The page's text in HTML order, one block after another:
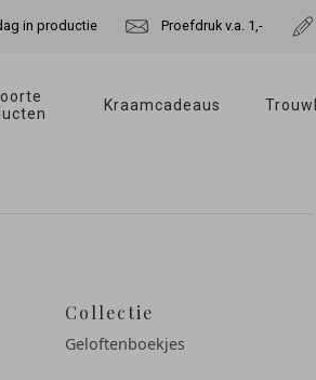
in productie Proefdruk v.a. 1,-
Kraamcadeaus
Collectie
Geloftenboekjes